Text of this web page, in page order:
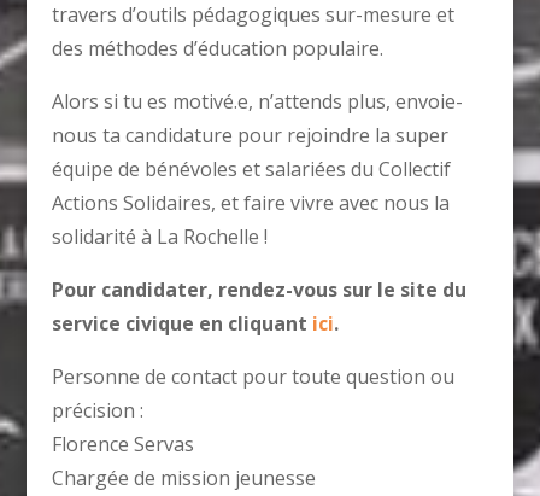
travers d’outils pédagogiques sur-mesure et
des méthodes d’éducation populaire.
Alors si tu es motivé.e, n’attends plus, envoie-
nous ta candidature pour rejoindre la super
équipe de bénévoles et salariées du Collectif
Actions Solidaires, et faire vivre avec nous la
solidarité à La Rochelle !
Pour candidater, rendez-vous sur le site du
service civique en cliquant ici.
Personne de contact pour toute question ou
précision :
Florence Servas
Chargée de mission jeunesse